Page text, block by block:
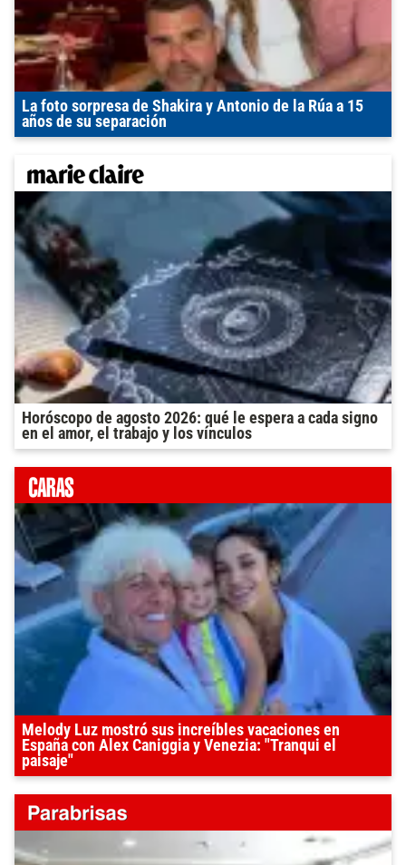
La foto sorpresa de Shakira y Antonio de la Rúa a 15
años de su separación
Horóscopo de agosto 2026: qué le espera a cada signo
en el amor, el trabajo y los vínculos
Melody Luz mostró sus increíbles vacaciones en
España con Alex Caniggia y Venezia: "Tranqui el
paisaje"